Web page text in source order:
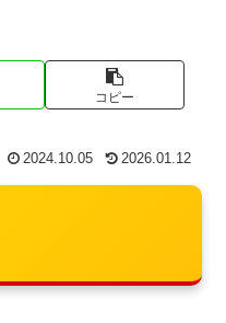
コピー
2024.10.05 2026.01.12